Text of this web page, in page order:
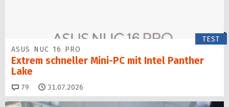
TEST
ASUS NUC 16 PRO
Extrem schneller Mini-PC mit Intel Panther
Lake
79 Kommentare
31.07.2026